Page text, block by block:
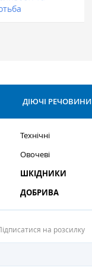
ДІЮЧІ РЕЧОВИНИ
Технічні
Овочеві
ШКІДНИКИ
ДОБРИВА
на розсилку